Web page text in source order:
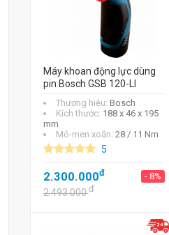
Máy khoan động lực dùng
pin Bosch GSB 120-LI
Thương hiệu: Bosch
Kích thước: 188 x 46 x 195
mm
Mô-men xoắn: 28 / 11 Nm
5
2.300.000đ - 8%
2.493.000đ